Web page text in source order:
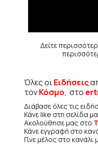
Δείτε
Όλες οιΕιδήσεις
τονΚόσμο, στο
Διάβασε όλες τις
Κάνε like στη σελίδα
Ακολούθησε μας στο
Κάνε εγγραφή στο
Γίνε μέλος στο κανάλι